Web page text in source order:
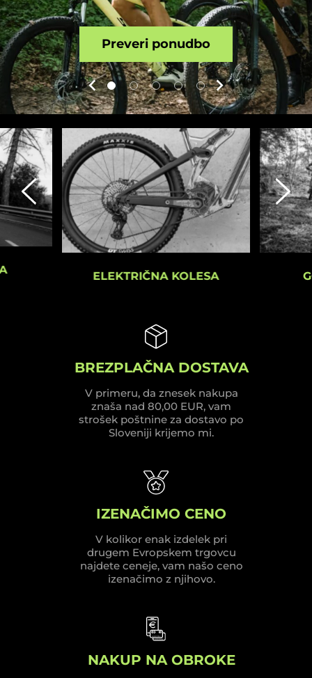
Preveri ponudbo
ELEKTRIČNA KOLESA
BREZPLAČNA DOSTAVA
V primeru, da znesek nakupa
znaša nad 80,00 EUR, vam
strošek poštnine za dostavo po
Sloveniji krijemo mi.
IZENAČIMO CENO
V kolikor enak izdelek pri
drugem Evropskem trgovcu
najdete ceneje, vam našo ceno
izenačimo z njihovo.
NAKUP NA OBROKE